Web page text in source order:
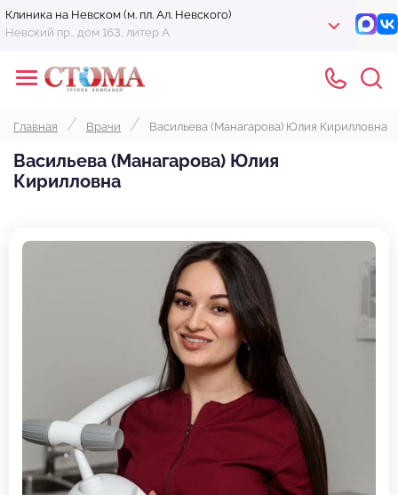
Клиника на Невском (м. пл. Ал. Невского)
Невский пр., дом 163, литер А
Главная Врачи Васильева (Манагарова) Юлия Кирилловна
Васильева (Манагарова) Юлия
Кирилловна